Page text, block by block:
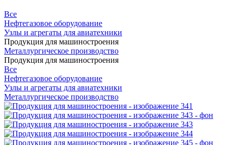
Все
Нефтегазовое оборудование
Узлы и агрегаты для авиатехники
Продукция для машиностроения
Металлургическое производство
Продукция для машиностроения
Все
Нефтегазовое оборудование
Узлы и агрегаты для авиатехники
Металлургическое производство